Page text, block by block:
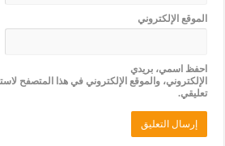
الإلكتروني
اسمي، بريدي
والموقع الإلكتروني في هذا المتصفح